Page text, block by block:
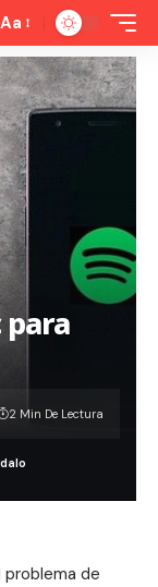
Aa
para
2 Min De Lectura
problema de